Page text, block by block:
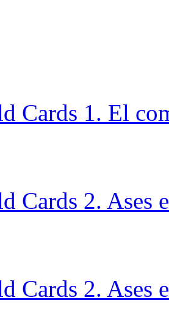
Cards 1. El
Cards 2. Ases
Cards 2. Ases